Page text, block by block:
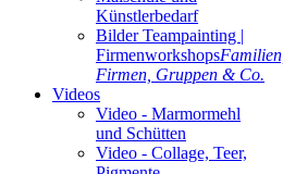
Künstlerbedarf
Bilder Teampainting |
FirmenworkshopsFamilien,
Firmen, Gruppen & Co.
Videos
Video - Marmormehl
und Schütten
Video - Collage, Teer,